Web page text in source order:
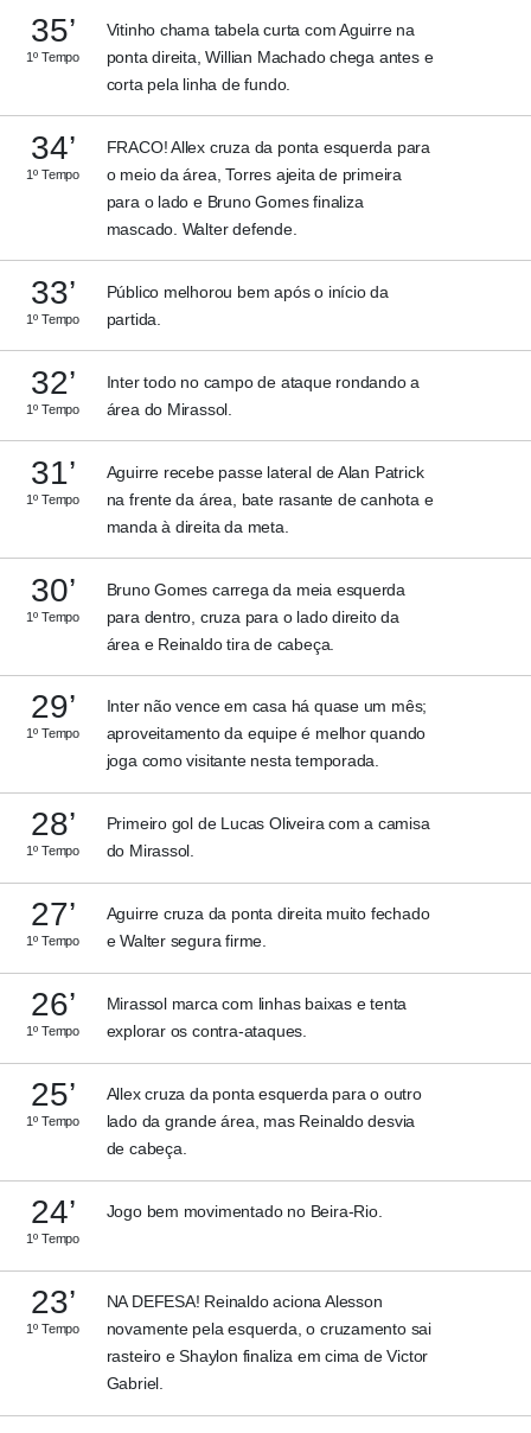
35’
1º Tempo
Vitinho chama tabela curta com Aguirre na
ponta direita, Willian Machado chega antes e
corta pela linha de fundo.
34’
1º Tempo
FRACO! Allex cruza da ponta esquerda para
o meio da área, Torres ajeita de primeira
para o lado e Bruno Gomes finaliza
mascado. Walter defende.
33’
1º Tempo
Público melhorou bem após o início da
partida.
32’
1º Tempo
Inter todo no campo de ataque rondando a
área do Mirassol.
31’
1º Tempo
Aguirre recebe passe lateral de Alan Patrick
na frente da área, bate rasante de canhota e
manda à direita da meta.
30’
1º Tempo
Bruno Gomes carrega da meia esquerda
para dentro, cruza para o lado direito da
área e Reinaldo tira de cabeça.
29’
1º Tempo
Inter não vence em casa há quase um mês;
aproveitamento da equipe é melhor quando
joga como visitante nesta temporada.
28’
1º Tempo
Primeiro gol de Lucas Oliveira com a camisa
do Mirassol.
27’
1º Tempo
Aguirre cruza da ponta direita muito fechado
e Walter segura firme.
26’
1º Tempo
Mirassol marca com linhas baixas e tenta
explorar os contra-ataques.
25’
1º Tempo
Allex cruza da ponta esquerda para o outro
lado da grande área, mas Reinaldo desvia
de cabeça.
24’
1º Tempo
Jogo bem movimentado no Beira-Rio.
23’
1º Tempo
NA DEFESA! Reinaldo aciona Alesson
novamente pela esquerda, o cruzamento sai
rasteiro e Shaylon finaliza em cima de Victor
Gabriel.